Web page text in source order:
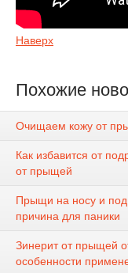
Наверх
Похожие
Очищаем кожу от
Как избавится от
от прыщей
Прыщи на носу и
причина для паники
Зинерит от прыщей
особенности